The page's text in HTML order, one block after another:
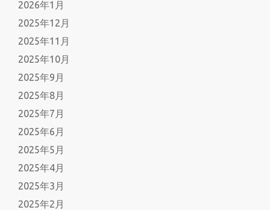
2026年1月
2025年12月
2025年11月
2025年10月
2025年9月
2025年8月
2025年7月
2025年6月
2025年5月
2025年4月
2025年3月
2025年2月